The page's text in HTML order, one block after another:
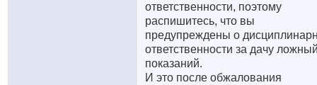
ответственности, поэтому
распишитесь, что вы
предупреждены о
ответственности за дачу
показаний.
И это после обжалования